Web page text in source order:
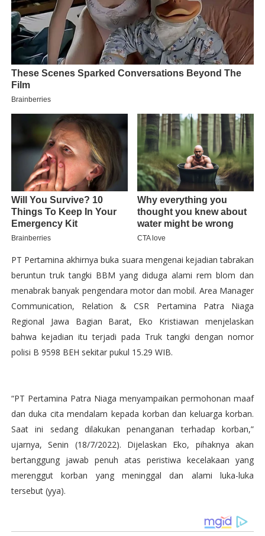
PT Pertamina akhirnya buka suara mengenai kejadian tabrakan
beruntun truk tangki BBM yang diduga alami rem blom dan
menabrak banyak pengendara motor dan mobil. Area Manager
Communication, Relation & CSR Pertamina Patra Niaga
Regional Jawa Bagian Barat, Eko Kristiawan menjelaskan
bahwa kejadian itu terjadi pada Truk tangki dengan nomor
polisi B 9598 BEH sekitar pukul 15.29 WIB.
“PT Pertamina Patra Niaga menyampaikan permohonan maaf
dan duka cita mendalam kepada korban dan keluarga korban.
Saat ini sedang dilakukan penanganan terhadap korban,”
ujarnya, Senin (18/7/2022). Dijelaskan Eko, pihaknya akan
bertanggung jawab penuh atas peristiwa kecelakaan yang
merenggut korban yang meninggal dan alami luka-luka
tersebut (yya).